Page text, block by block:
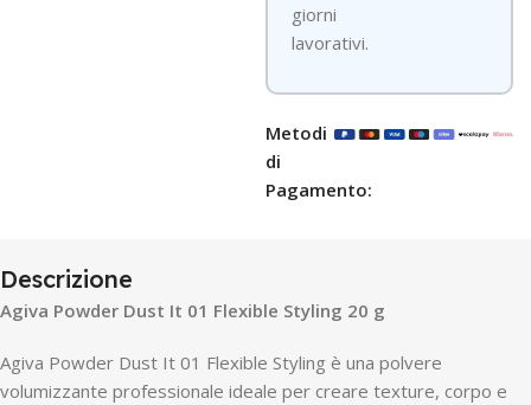
giorni
lavorativi.
Metodi
di
Pagamento:
Descrizione
Agiva Powder Dust It 01 Flexible Styling 20 g
Agiva Powder Dust It 01 Flexible Styling è una polvere
volumizzante professionale ideale per creare texture, corpo e